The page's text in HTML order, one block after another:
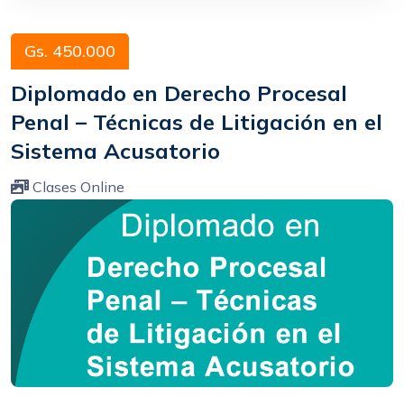
Gs. 450.000
Diplomado en Derecho Procesal
Penal – Técnicas de Litigación en el
Sistema Acusatorio
Clases Online